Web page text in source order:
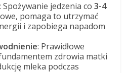
: Spożywanie jedzenia co3-4
pomaga to utrzymać
i zapobiega napadom
: Prawidłowe
zdrowia matki
mleka podczas